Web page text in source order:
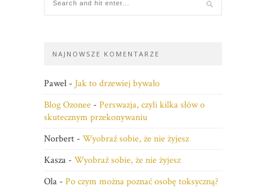
NAJNOWSZE KOMENTARZE
Paweł - Jak to drzewiej bywało
Blog Ozonee - Perswazja, czyli kilka słów o
skutecznym przekonywaniu
Norbert - Wyobraź sobie, że nie żyjesz
Kasza - Wyobraź sobie, że nie żyjesz
Ola - Po czym można poznać osobę toksyczną?